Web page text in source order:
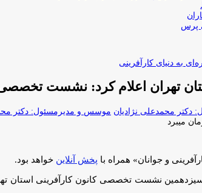
پرس
به دنیای کارآفرینی
تهران اعلام کرد: نشست
موسس و مدیرمسئول: دکتر
و جوانان» همراه با پخش آنلاین خواهد بود.
نشست تخصصی کانون کارآفرینی استان